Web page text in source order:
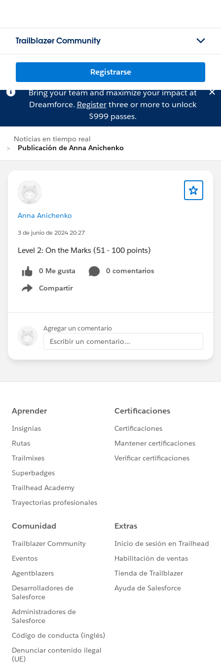
Trailblazer Community
Registrarse
Bring your team and maximize your impact at
Dreamforce. Registerthree or more to unlock
$999 passes.
Noticias en tiempo real
Publicación de Anna Anichenko
Anna Anichenko
3 de junio de 2024 20:27
Level 2: On the Marks (51 - 100 points)
0 Me gusta
0 comentarios
Compartir
Show menu
Agregar un comentario
Escribir un comentario...